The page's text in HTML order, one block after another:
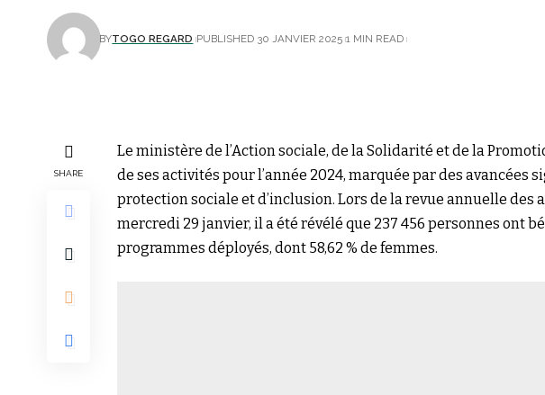
BYTOGO REGARD PUBLISHED 30 JANVIER 2025 1 MIN READ
SHARE
Le ministère de l’Action sociale, de la Solidarité et de la
de ses activités pour l’année 2024, marquée par des avancées
protection sociale et d’inclusion. Lors de la revue annuelle des
mercredi 29 janvier, il a été révélé que 237 456 personnes ont
programmes déployés, dont 58,62 % de femmes.